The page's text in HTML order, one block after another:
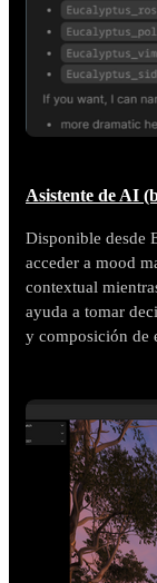
Asistente de AI
Disponible desde
acceder a mood
contextual
ayuda a tomar
y composición de